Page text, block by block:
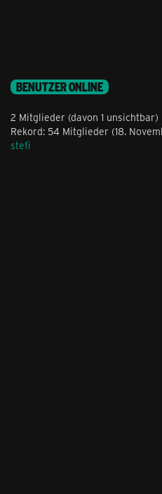
BENUTZER ONLINE
2 Mitglieder (davon 1
Rekord: 54 Mitglieder (18.
stefi